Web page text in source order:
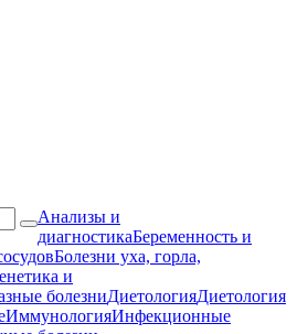
Анализы и
диагностикаБеременность и
Болезни уха, горла,
и
болезниДиетологияДиетология
ИммунологияИнфекционные